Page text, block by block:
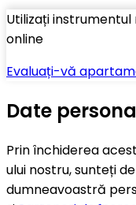
Utilizați
online
Evaluați-vă
Date
Prin închiderea
ului nostru, sunteți
dumneavoastră